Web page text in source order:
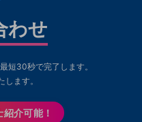
わせ
短30秒で完了します。
ます。
介可能！